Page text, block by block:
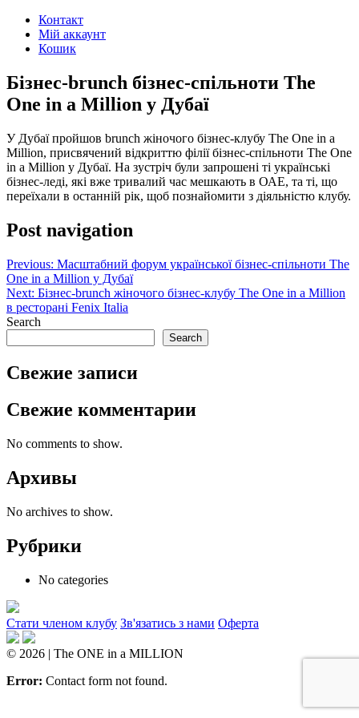
Контакт
Мій аккаунт
Кошик
Бізнес-brunch бізнес-спільноти The
One in a Million у Дубаї
У Дубаї пройшов brunch жіночого бізнес-клубу The One in a
Million, присвячений відкриттю філії бізнес-спільноти The One
in a Million у Дубаї. На зустріч були запрошені ті українські
бізнес-леді, які вже тривалий час мешкають в ОАЕ, та ті, що
переїхали в останній рік, щоб познайомити з діяльністю клубу.
Post navigation
Previous: Масштабний форум української бізнес-спільноти The
One in a Million у Дубаї
Next: Бізнес-brunch жіночого бізнес-клубу The One in a Million
в ресторані Fenix Italia
Search
Search
Свежие записи
Свежие комментарии
No comments to show.
Архивы
No archives to show.
Рубрики
No categories
Стати членом клубу Зв'язатись з нами Оферта
© 2026 | The ONE in a MILLION
Error: Contact form not found.